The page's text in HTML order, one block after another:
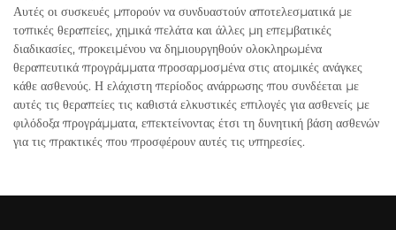
Αυτές οι συσκευές μπορούν να συνδυαστούν αποτελεσματικά με
τοπικές θεραπείες, χημικά πελάτα και άλλες μη επεμβατικές
διαδικασίες, προκειμένου να δημιουργηθούν ολοκληρωμένα
θεραπευτικά προγράμματα προσαρμοσμένα στις ατομικές ανάγκες
κάθε ασθενούς. Η ελάχιστη περίοδος ανάρρωσης που συνδέεται με
αυτές τις θεραπείες τις καθιστά ελκυστικές επιλογές για ασθενείς με
φιλόδοξα προγράμματα, επεκτείνοντας έτσι τη δυνητική βάση ασθενών
για τις πρακτικές που προσφέρουν αυτές τις υπηρεσίες.